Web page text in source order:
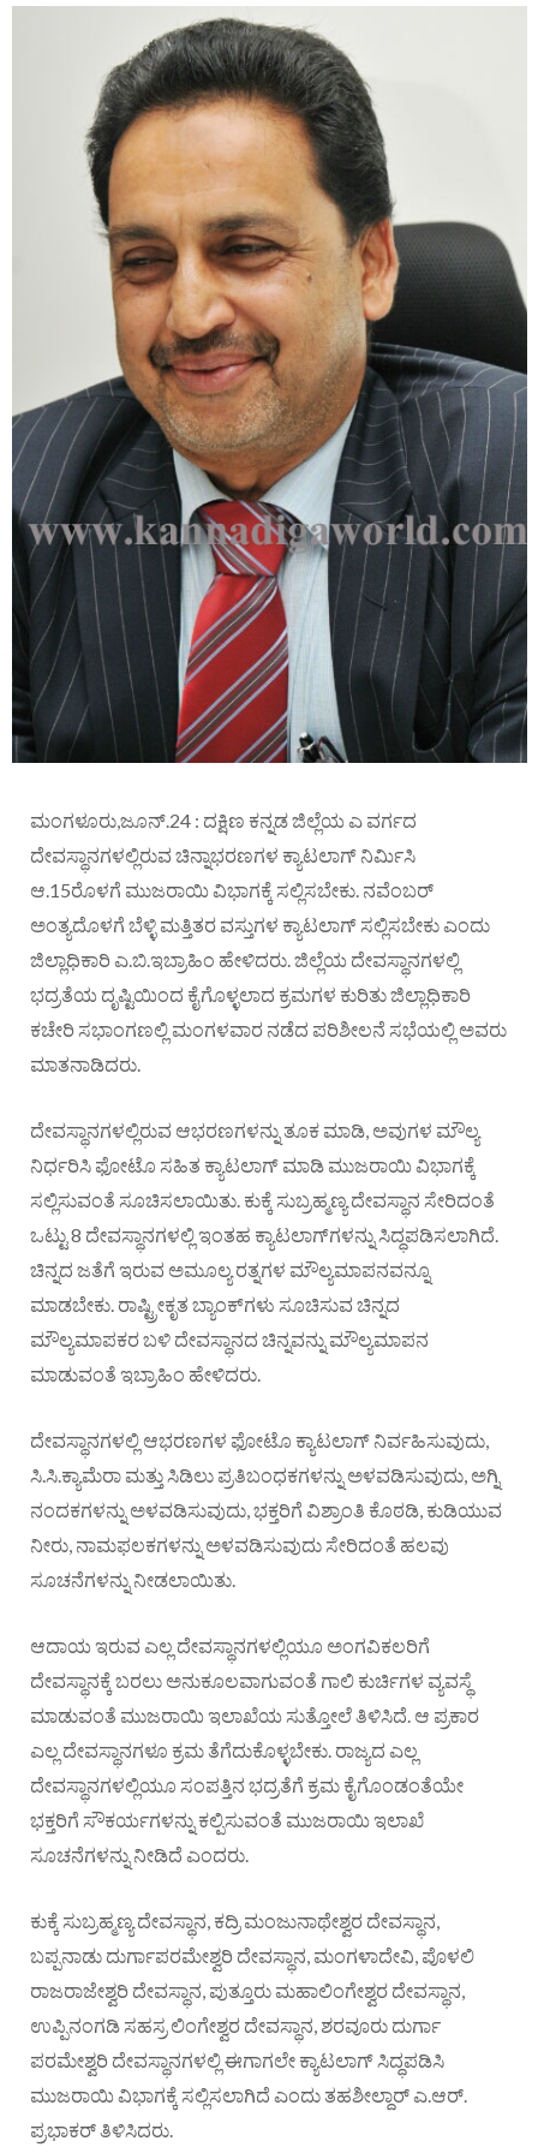
ಮಂಗಳೂರು,ಜೂನ್.24 : ದಕ್ಷಿಣ ಕನ್ನಡ ಜಿಲ್ಲೆಯ ಎ ವರ್ಗದ
ದೇವಸ್ಥಾನಗಳಲ್ಲಿರುವ ಚಿನ್ನಾಭರಣಗಳ ಕ್ಯಾಟಲಾಗ್ ನಿರ್ಮಿಸಿ
ಆ.15ರೊಳಗೆ ಮುಜರಾಯಿ ವಿಭಾಗಕ್ಕೆ ಸಲ್ಲಿಸಬೇಕು. ನವೆಂಬರ್
ಅಂತ್ಯದೊಳಗೆ ಬೆಳ್ಳಿ ಮತ್ತಿತರ ವಸ್ತುಗಳ ಕ್ಯಾಟಲಾಗ್ ಸಲ್ಲಿಸಬೇಕು ಎಂದು
ಜಿಲ್ಲಾಧಿಕಾರಿ ಎ.ಬಿ.ಇಬ್ರಾಹಿಂ ಹೇಳಿದರು. ಜಿಲ್ಲೆಯ ದೇವಸ್ಥಾನಗಳಲ್ಲಿ
ಭದ್ರತೆಯ ದೃಷ್ಟಿಯಿಂದ ಕೈಗೊಳ್ಳಲಾದ ಕ್ರಮಗಳ ಕುರಿತು ಜಿಲ್ಲಾಧಿಕಾರಿ
ಕಚೇರಿ ಸಭಾಂಗಣಲ್ಲಿ ಮಂಗಳವಾರ ನಡೆದ ಪರಿಶೀಲನೆ ಸಭೆಯಲ್ಲಿ ಅವರು
ಮಾತನಾಡಿದರು.
ದೇವಸ್ಥಾನಗಳಲ್ಲಿರುವ ಆಭರಣಗಳನ್ನು ತೂಕ ಮಾಡಿ, ಅವುಗಳ ಮೌಲ್ಯ
ನಿರ್ಧರಿಸಿ ಫೋಟೊ ಸಹಿತ ಕ್ಯಾಟಲಾಗ್ ಮಾಡಿ ಮುಜರಾಯಿ ವಿಭಾಗಕ್ಕೆ
ಸಲ್ಲಿಸುವಂತೆ ಸೂಚಿಸಲಾಯಿತು. ಕುಕ್ಕೆ ಸುಬ್ರಹ್ಮಣ್ಯ ದೇವಸ್ಥಾನ ಸೇರಿದಂತೆ
ಒಟ್ಟು 8 ದೇವಸ್ಥಾನಗಳಲ್ಲಿ ಇಂತಹ ಕ್ಯಾಟಲಾಗ್‌ಗಳನ್ನು ಸಿದ್ಧಪಡಿಸಲಾಗಿದೆ.
ಚಿನ್ನದ ಜತೆಗೆ ಇರುವ ಅಮೂಲ್ಯ ರತ್ನಗಳ ಮೌಲ್ಯಮಾಪನವನ್ನೂ
ಮಾಡಬೇಕು. ರಾಷ್ಟ್ರೀಕೃತ ಬ್ಯಾಂಕ್‌ಗಳು ಸೂಚಿಸುವ ಚಿನ್ನದ
ಮೌಲ್ಯಮಾಪಕರ ಬಳಿ ದೇವಸ್ಥಾನದ ಚಿನ್ನವನ್ನು ಮೌಲ್ಯಮಾಪನ
ಮಾಡುವಂತೆ ಇಬ್ರಾಹಿಂ ಹೇಳಿದರು.
ದೇವಸ್ಥಾನಗಳಲ್ಲಿ ಆಭರಣಗಳ ಫೋಟೊ ಕ್ಯಾಟಲಾಗ್ ನಿರ್ವಹಿಸುವುದು,
ಸಿ.ಸಿ.ಕ್ಯಾಮೆರಾ ಮತ್ತು ಸಿಡಿಲು ಪ್ರತಿಬಂಧಕಗಳನ್ನು ಅಳವಡಿಸುವುದು, ಅಗ್ನಿ
ನಂದಕಗಳನ್ನು ಅಳವಡಿಸುವುದು, ಭಕ್ತರಿಗೆ ವಿಶ್ರಾಂತಿ ಕೊಠಡಿ, ಕುಡಿಯುವ
ನೀರು, ನಾಮಫಲಕಗಳನ್ನು ಅಳವಡಿಸುವುದು ಸೇರಿದಂತೆ ಹಲವು
ಸೂಚನೆಗಳನ್ನು ನೀಡಲಾಯಿತು.
ಆದಾಯ ಇರುವ ಎಲ್ಲ ದೇವಸ್ಥಾನಗಳಲ್ಲಿಯೂ ಅಂಗವಿಕಲರಿಗೆ
ದೇವಸ್ಥಾನಕ್ಕೆ ಬರಲು ಅನುಕೂಲವಾಗುವಂತೆ ಗಾಲಿ ಕುರ್ಚಿಗಳ ವ್ಯವಸ್ಥೆ
ಮಾಡುವಂತೆ ಮುಜರಾಯಿ ಇಲಾಖೆಯ ಸುತ್ತೋಲೆ ತಿಳಿಸಿದೆ. ಆ ಪ್ರಕಾರ
ಎಲ್ಲ ದೇವಸ್ಥಾನಗಳೂ ಕ್ರಮ ತೆಗೆದುಕೊಳ್ಳಬೇಕು. ರಾಜ್ಯದ ಎಲ್ಲ
ದೇವಸ್ಥಾನಗಳಲ್ಲಿಯೂ ಸಂಪತ್ತಿನ ಭದ್ರತೆಗೆ ಕ್ರಮ ಕೈಗೊಂಡಂತೆಯೇ
ಭಕ್ತರಿಗೆ ಸೌಕರ್ಯಗಳನ್ನು ಕಲ್ಪಿಸುವಂತೆ ಮುಜರಾಯಿ ಇಲಾಖೆ
ಸೂಚನೆಗಳನ್ನು ನೀಡಿದೆ ಎಂದರು.
ಕುಕ್ಕೆ ಸುಬ್ರಹ್ಮಣ್ಯ ದೇವಸ್ಥಾನ, ಕದ್ರಿ ಮಂಜುನಾಥೇಶ್ವರ ದೇವಸ್ಥಾನ,
ಬಪ್ಪನಾಡು ದುರ್ಗಾಪರಮೇಶ್ವರಿ ದೇವಸ್ಥಾನ, ಮಂಗಳಾದೇವಿ, ಪೊಳಲಿ
ರಾಜರಾಜೇಶ್ವರಿ ದೇವಸ್ಥಾನ, ಪುತ್ತೂರು ಮಹಾಲಿಂಗೇಶ್ವರ ದೇವಸ್ಥಾನ,
ಉಪ್ಪಿನಂಗಡಿ ಸಹಸ್ರ ಲಿಂಗೇಶ್ವರ ದೇವಸ್ಥಾನ, ಶರವೂರು ದುರ್ಗಾ
ಪರಮೇಶ್ವರಿ ದೇವಸ್ಥಾನಗಳಲ್ಲಿ ಈಗಾಗಲೇ ಕ್ಯಾಟಲಾಗ್ ಸಿದ್ಧಪಡಿಸಿ
ಮುಜರಾಯಿ ವಿಭಾಗಕ್ಕೆ ಸಲ್ಲಿಸಲಾಗಿದೆ ಎಂದು ತಹಶೀಲ್ದಾರ್ ಎ.ಆರ್.
ಪ್ರಭಾಕರ್ ತಿಳಿಸಿದರು.